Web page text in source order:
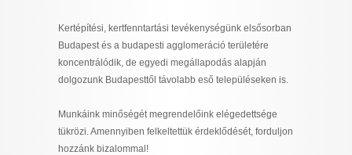
Kertépítési, kertfenntartási tevékenységünk elsősorban
Budapest és a budapesti agglomeráció területére
koncentrálódik, de egyedi megállapodás alapján
dolgozunk Budapesttől távolabb eső településeken is.
Munkáink minőségét megrendelőink elégedettsége
tükrözi. Amennyiben felkeltettük érdeklődését, forduljon
hozzánk bizalommal!